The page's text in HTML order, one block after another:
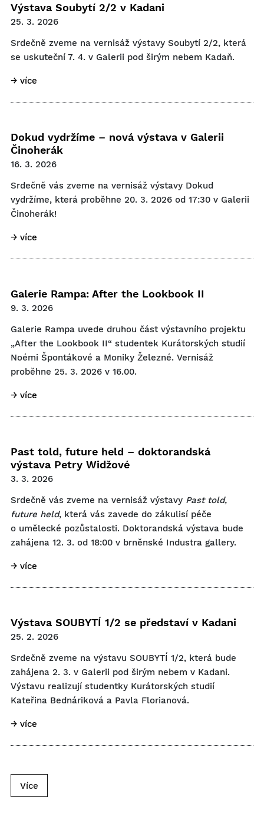
Výstava Soubytí 2/2 v Kadani
25. 3. 2026
Srdečně zveme na vernisáž výstavy Soubytí 2/2, která
se uskuteční 7. 4. v Galerii pod širým nebem Kadaň.
→ více
Dokud vydržíme – nová výstava v Galerii
Činoherák
16. 3. 2026
Srdečně vás zveme na vernisáž výstavy Dokud
vydržíme, která proběhne 20. 3. 2026 od 17:30 v Galerii
Činoherák!
→ více
Galerie Rampa: After the Lookbook II
9. 3. 2026
Galerie Rampa uvede druhou část výstavního projektu
„After the Lookbook II“ studentek Kurátorských studií
Noémi Špontákové a Moniky Železné. Vernisáž
proběhne 25. 3. 2026 v 16.00.
→ více
Past told, future held – doktorandská
výstava Petry Widžové
3. 3. 2026
Srdečně vás zveme na vernisáž výstavy Past told,
future held, která vás zavede do zákulisí péče
o umělecké pozůstalosti. Doktorandská výstava bude
zahájena 12. 3. od 18:00 v brněnské Industra gallery.
→ více
Výstava SOUBYTÍ 1/2 se představí v Kadani
25. 2. 2026
Srdečně zveme na výstavu SOUBYTÍ 1/2, která bude
zahájena 2. 3. v Galerii pod širým nebem v Kadani.
Výstavu realizují studentky Kurátorských studií
Kateřina Bednáriková a Pavla Florianová.
→ více
Více